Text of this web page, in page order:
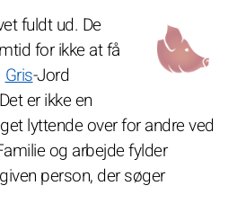
fuldt ud. De
for ikke at få
Gris-Jord
er ikke en
lyttende over for andre ved
og arbejde fylder
person, der søger